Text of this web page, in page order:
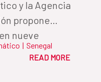
y la Agencia
propone
nueve
ciudad de
| Senegal
READ MORE